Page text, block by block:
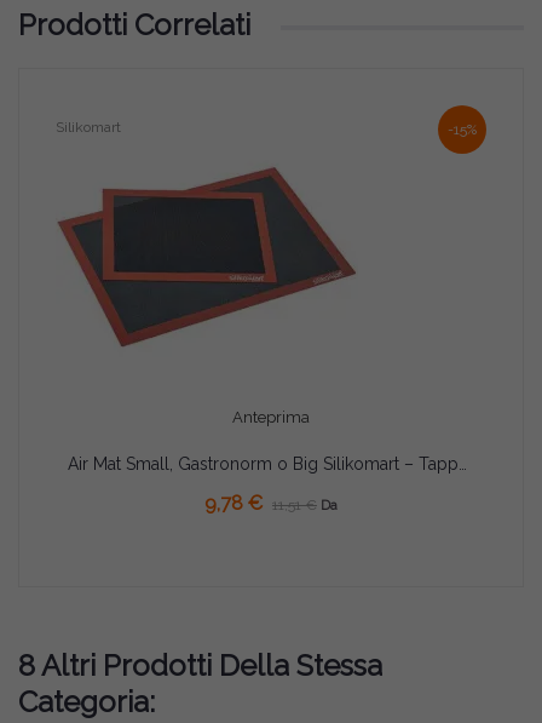
Prodotti Correlati
-15%
Anteprima
Silikomart
9,78 € 11,51 € Da
8 Altri Prodotti Della Stessa
Categoria: